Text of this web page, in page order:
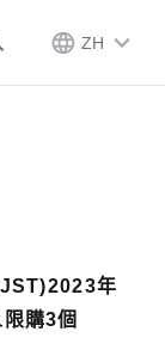
ZH
年
購3個